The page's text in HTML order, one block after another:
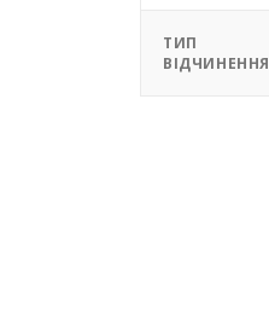
ТИП
ВІДЧИНЕННЯ